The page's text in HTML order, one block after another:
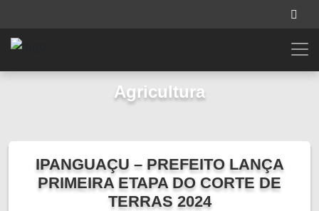
Agricultura
IPANGUAÇU – PREFEITO LANÇA
PRIMEIRA ETAPA DO CORTE DE
TERRAS 2024